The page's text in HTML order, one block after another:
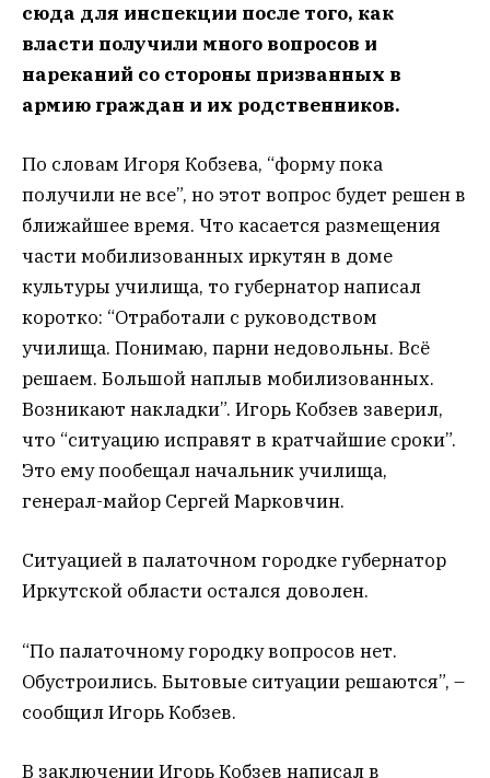
сюда для инспекции после того, как
власти получили много вопросов и
нареканий со стороны призванных в
армию граждан и их родственников.
По словам Игоря Кобзева, “форму пока
получили не все”, но этот вопрос будет решен в
ближайшее время. Что касается размещения
части мобилизованных иркутян в доме
культуры училища, то губернатор написал
коротко: “Отработали с руководством
училища. Понимаю, парни недовольны. Всё
решаем. Большой наплыв мобилизованных.
Возникают накладки”. Игорь Кобзев заверил,
что “ситуацию исправят в кратчайшие сроки”.
Это ему пообещал начальник училища,
генерал-майор Сергей Марковчин.
Ситуацией в палаточном городке губернатор
Иркутской области остался доволен.
“По палаточному городку вопросов нет.
Обустроились. Бытовые ситуации решаются”, –
сообщил Игорь Кобзев.
В заключении Игорь Кобзев написал в